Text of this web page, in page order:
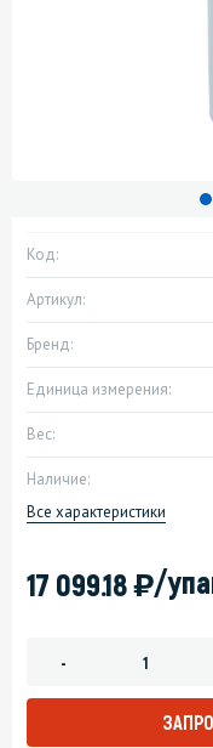
Код:
Артикул:
Бренд:
Единица измерения:
Вес:
Наличие:
Все характеристики
17 099.18)/
-